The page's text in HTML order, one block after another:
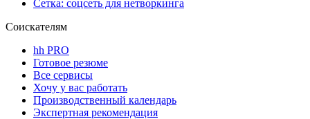
Сетка: соцсеть для нетворкинга
Соискателям
hh PRO
Готовое резюме
Все сервисы
Хочу у вас работать
Производственный календарь
Экспертная рекомендация